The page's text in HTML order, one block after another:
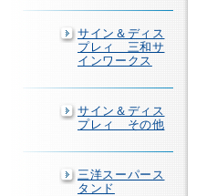
サイン＆ディス
プレィ 三和サ
インワークス
サイン＆ディス
プレィ その他
三洋スーパース
タンド